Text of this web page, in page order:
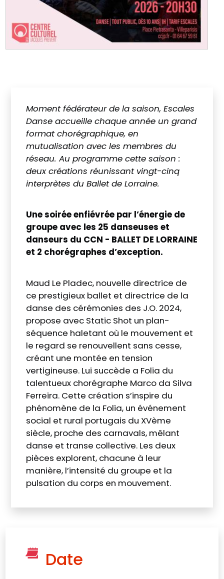
Moment fédérateur de la saison, Escales
Danse accueille chaque année un grand
format chorégraphique, en
mutualisation avec les membres du
réseau. Au programme cette saison :
deux créations réunissant vingt-cinq
interprètes du Ballet de Lorraine.
Une soirée enfiévrée par l’énergie de
groupe avec les 25 danseuses et
danseurs du CCN - BALLET DE LORRAINE
et 2 chorégraphes d’exception.
Maud Le Pladec, nouvelle directrice de
ce prestigieux ballet et directrice de la
danse des cérémonies des J.O. 2024,
propose avec Static Shot un plan-
séquence haletant où le mouvement et
le regard se renouvellent sans cesse,
créant une montée en tension
vertigineuse. Lui succède a Folia du
talentueux chorégraphe Marco da Silva
Ferreira. Cette création s’inspire du
phénomène de la Folia, un événement
social et rural portugais du XVème
siècle, proche des carnavals, mêlant
danse et transe collective. Les deux
pièces explorent, chacune à leur
manière, l’intensité du groupe et la
pulsation du corps en mouvement.
Date